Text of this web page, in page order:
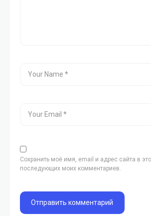
Сохранить моё имя, email и адрес сайта в
последующих моих комментариев.